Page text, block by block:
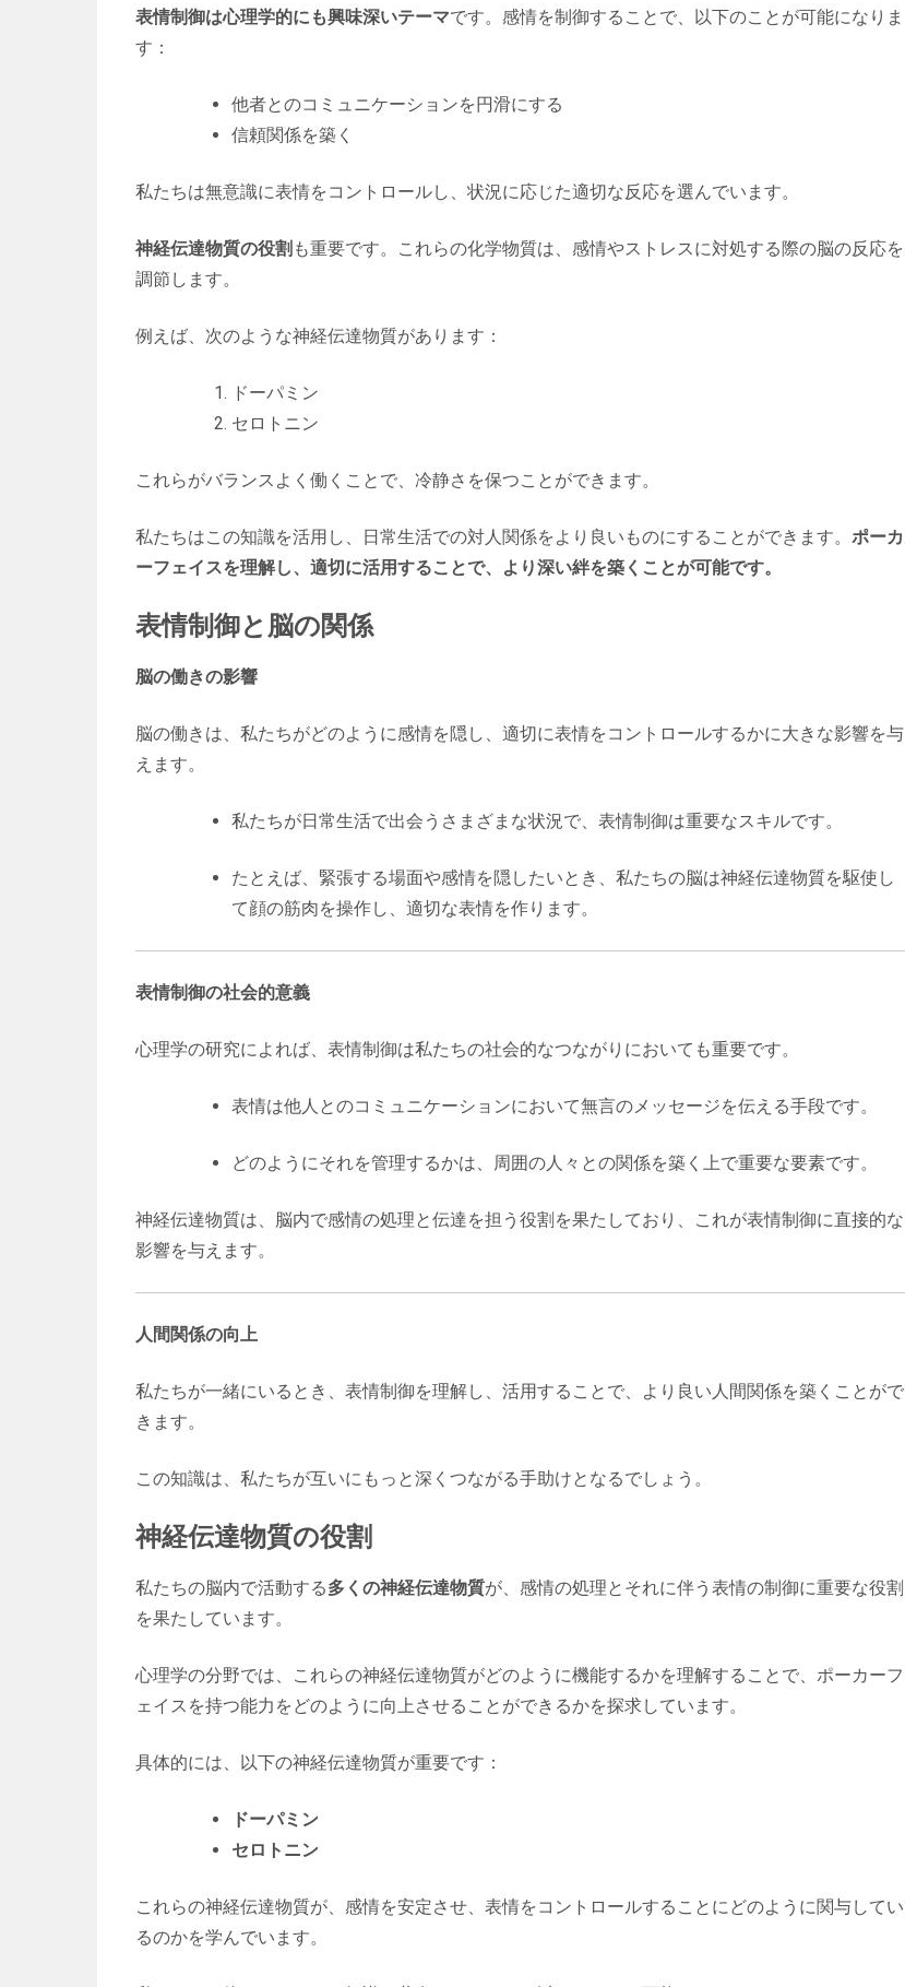
表情制御は心理学的にも興味深いテーマです。感情を制御することで、以下のことが可能になりま
す：
他者とのコミュニケーションを円滑にする
信頼関係を築く
私たちは無意識に表情をコントロールし、状況に応じた適切な反応を選んでいます。
神経伝達物質の役割 も重要です。これらの化学物質は、感情やストレスに対処する際の脳の反応を
調節します。
例えば、次のような神経伝達物質があります：
ドーパミン
セロトニン
これらがバランスよく働くことで、冷静さを保つことができます。
私たちはこの知識を活用し、日常生活での対人関係をより良いものにすることができます。 ポーカ
ーフェイスを理解し、適切に活用することで、より深い絆を築くことが可能です。
表情制御と脳の関係
脳の働きの影響
脳の働きは、私たちがどのように感情を隠し、適切に表情をコントロールするかに大きな影響を与
えます。
私たちが日常生活で出会うさまざまな状況で、表情制御は重要なスキルです。
たとえば、緊張する場面や感情を隠したいとき、私たちの脳は神経伝達物質を駆使し
て顔の筋肉を操作し、適切な表情を作ります。
表情制御の社会的意義
心理学の研究によれば、表情制御は私たちの社会的なつながりにおいても重要です。
表情は他人とのコミュニケーションにおいて無言のメッセージを伝える手段です。
どのようにそれを管理するかは、周囲の人々との関係を築く上で重要な要素です。
神経伝達物質は、脳内で感情の処理と伝達を担う役割を果たしており、これが表情制御に直接的な
影響を与えます。
人間関係の向上
私たちが一緒にいるとき、表情制御を理解し、活用することで、より良い人間関係を築くことがで
きます。
この知識は、私たちが互いにもっと深くつながる手助けとなるでしょう。
神経伝達物質の役割
私たちの脳内で活動する多くの神経伝達物質が、感情の処理とそれに伴う表情の制御に重要な役割
を果たしています。
心理学の分野では、これらの神経伝達物質がどのように機能するかを理解することで、ポーカーフ
ェイスを持つ能力をどのように向上させることができるかを探求しています。
具体的には、以下の神経伝達物質が重要です：
ドーパミン
セロトニン
これらの神経伝達物質が、感情を安定させ、表情をコントロールすることにどのように関与してい
るのかを学んでいます。